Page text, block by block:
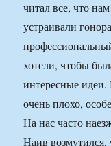
читал все, что
устраивали
хотели, чтобы
интересные идеи.
очень плохо,
На нас часто
Наив возмутился,